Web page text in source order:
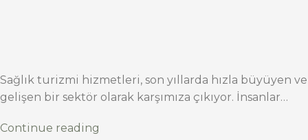
Sağlık turizmi hizmetleri, son yıllarda hızla büyüyen ve
gelişen bir sektör olarak karşımıza çıkıyor. İnsanlar…
Continue reading